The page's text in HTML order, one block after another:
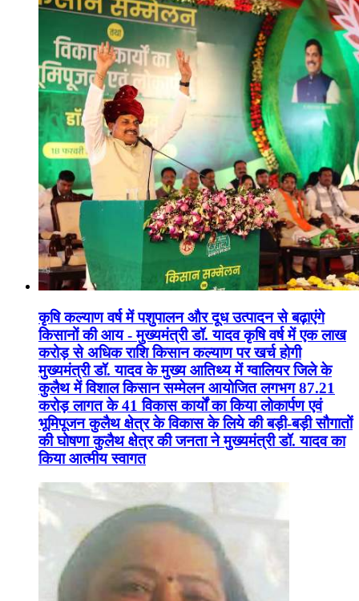
कृषि कल्याण वर्ष में पशुपालन और दूध उत्पादन से बढ़ाएंगे
किसानों की आय - मुख्यमंत्री डॉ. यादव कृषि वर्ष में एक लाख
करोड़ से अधिक राशि किसान कल्याण पर खर्च होगी
मुख्यमंत्री डॉ. यादव के मुख्य आतिथ्य में ग्वालियर जिले के
कुलैथ में विशाल किसान सम्मेलन आयोजित लगभग 87.21
करोड़ लागत के 41 विकास कार्यों का किया लोकार्पण एवं
भूमिपूजन कुलैथ क्षेत्र के विकास के लिये की बड़ी-बड़ी सौगातों
की घोषणा कुलैथ क्षेत्र की जनता ने मुख्यमंत्री डॉ. यादव का
किया आत्मीय स्वागत